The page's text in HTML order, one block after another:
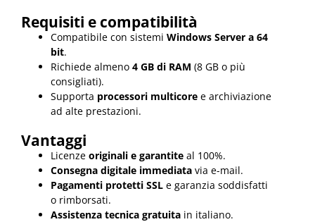
Requisiti e compatibilità
Compatibile con sistemi Windows Server a 64
bit.
Richiede almeno 4 GB di RAM (8 GB o più
consigliati).
Supporta processori multicore e archiviazione
ad alte prestazioni.
Vantaggi
Licenze originali e garantite al 100%.
Consegna digitale immediata via e-mail.
Pagamenti protetti SSL e garanzia soddisfatti
o rimborsati.
Assistenza tecnica gratuita in italiano.